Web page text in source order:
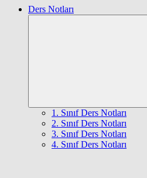
Ders Notları
1. Sınıf Ders Notları
2. Sınıf Ders Notları
3. Sınıf Ders Notları
4. Sınıf Ders Notları